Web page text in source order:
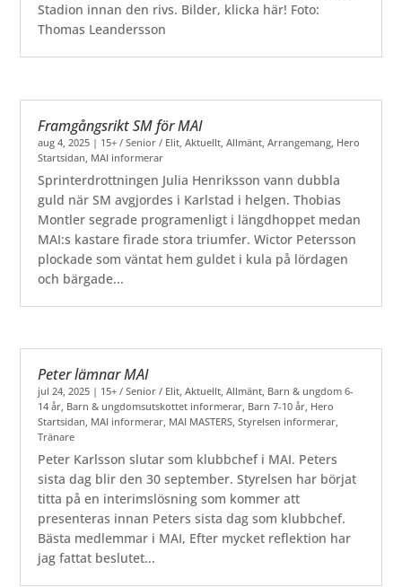
Stadion innan den rivs. Bilder, klicka här! Foto:
Thomas Leandersson
Framgångsrikt SM för MAI
aug 4, 2025 | 15+ / Senior / Elit ,Aktuellt ,Allmänt ,Arrangemang Hero
Startsidan MAI informerar
Sprinterdrottningen Julia Henriksson vann dubbla
guld när SM avgjordes i Karlstad i helgen. Thobias
Montler segrade programenligt i längdhoppet medan
MAI:s kastare firade stora triumfer. Wictor Petersson
plockade som väntat hem guldet i kula på lördagen
och bärgade...
Peter lämnar MAI
jul 24, 2025 | 15+ / Senior / Elit ,Aktuellt ,Allmänt Barn & ungdom 6-
14 år Barn & ungdomsutskottet informerar Barn 7-10 år Hero
Startsidan MAI informerar MAI MASTERS ,Styrelsen informerar
Tränare
Peter Karlsson slutar som klubbchef i MAI. Peters
sista dag blir den 30 september. Styrelsen har börjat
titta på en interimslösning som kommer att
presenteras innan Peters sista dag som klubbchef.
Bästa medlemmar i MAI, Efter mycket reflektion har
jag fattat beslutet...